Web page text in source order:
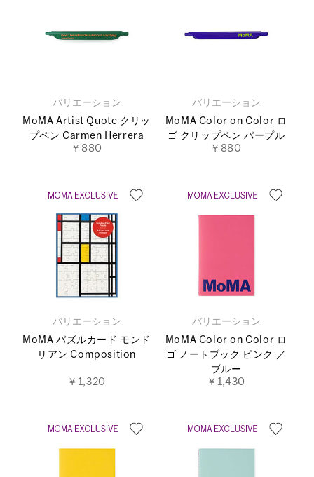
バリエーション
MoMA Artist Quote クリッ
プペン Carmen Herrera
￥880
バリエーション
MoMA Color on Color ロ
ゴ クリップペン パープル
￥880
バリエーション
MoMA パズルカード モンド
リアン Composition
￥1,320
バリエーション
MoMA Color on Color ロ
ゴ ノートブック ピンク ／
ブルー
￥1,430